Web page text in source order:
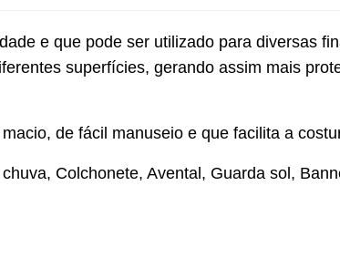
e que pode ser utilizado para diversas
superfícies, gerando assim mais
de fácil manuseio e que facilita a
Colchonete, Avental, Guarda sol,